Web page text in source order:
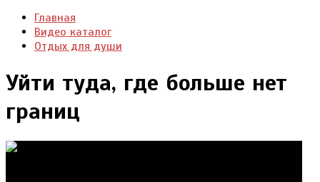
Главная
Видео каталог
Отдых для души
Уйти туда, где больше нет
границ